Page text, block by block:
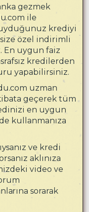
gezmek
ile
krediyi
size özel indirimli
En uygun faiz
kredilerden
yapabilirsiniz.
uzman
geçerek tüm
en uygun
kullanmanıza
ve kredi
aklınıza
video ve
sorarak